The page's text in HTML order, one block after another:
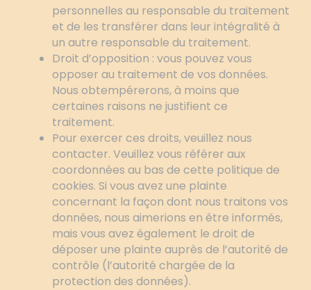
personnelles au responsable du traitement
et de les transférer dans leur intégralité à
un autre responsable du traitement.
Droit d’opposition : vous pouvez vous
opposer au traitement de vos données.
Nous obtempérerons, à moins que
certaines raisons ne justifient ce
traitement.
Pour exercer ces droits, veuillez nous
contacter. Veuillez vous référer aux
coordonnées au bas de cette politique de
cookies. Si vous avez une plainte
concernant la façon dont nous traitons vos
données, nous aimerions en être informés,
mais vous avez également le droit de
déposer une plainte auprès de l’autorité de
contrôle (l’autorité chargée de la
protection des données).